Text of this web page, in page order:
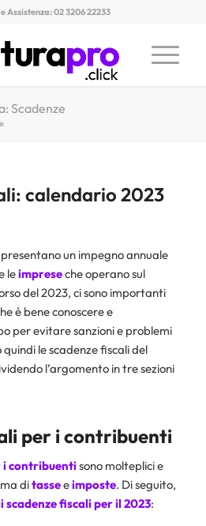
Assistenza: 02 3206 22233
Scadenze
calendario 2023
un impegno annuale
leimpreseche operano sul
del 2023, ci sono importanti
è bene conoscere e
per evitare sanzioni e problemi
quindi le scadenze fiscali del
l’argomento in tre sezioni
per i contribuenti
i contribuentisono molteplici e
ditasseeimposte. Di seguito,
scadenze fiscali per il 2023: